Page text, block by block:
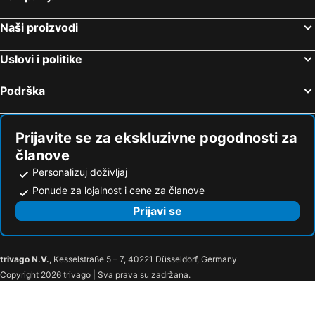
Nikiti, Centralna Makedonija Hoteli
Hanioti, Centralna Makedonija Hoteli
Stavros, Centralna Makedonija Hoteli
Naši proizvodi
Uslovi i politike
Podrška
Prijavite se za ekskluzivne pogodnosti za
članove
Personalizuj doživljaj
Ponude za lojalnost i cene za članove
Prijavi se
trivago N.V., Kesselstraße 5 – 7, 40221 Düsseldorf, Germany
Copyright 2026 trivago | Sva prava su zadržana.